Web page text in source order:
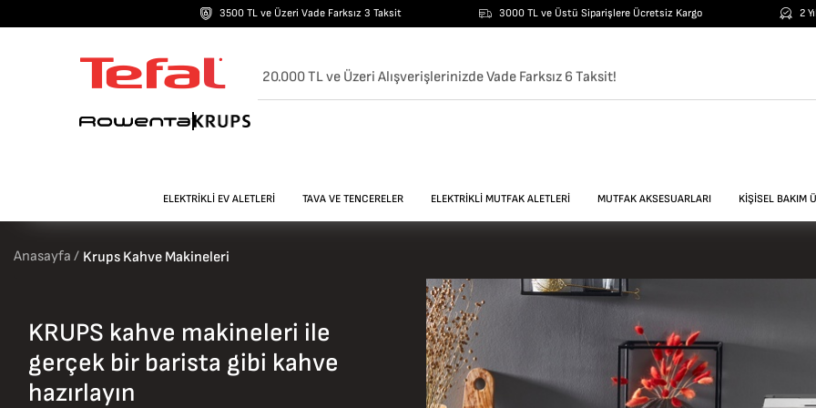
3500 TL ve Üzeri Vade Farksız 3 Taksit 3000 TL ve Üstü Siparişlere Ücretsiz Kargo 2
20.000 TL ve Üzeri Alışverişlerinizde Vade Farksız 6 Taksit!
ELEKTRİKLİ EV ALETLERİ TAVA VE TENCERELER ELEKTRİKLİ MUTFAK ALETLERİ MUTFAK AKSESUARLARI KİŞİSEL BAKIM
Anasayfa / Krups Kahve Makineleri
KRUPS kahve makineleri ile
gerçek bir barista gibi kahve
hazırlayın